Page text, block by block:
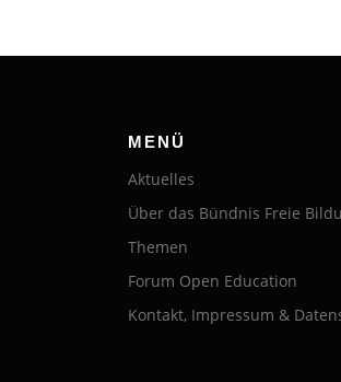
MENÜ
Aktuelles
Über das Bündnis Freie
Themen
Forum Open Education
Kontakt, Impressum &